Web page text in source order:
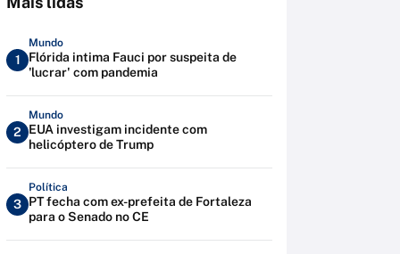
1
Mundo
Flórida intima Fauci por suspeita de
'lucrar' com pandemia
2
Mundo
EUA investigam incidente com
helicóptero de Trump
3
Política
PT fecha com ex-prefeita de Fortaleza
para o Senado no CE